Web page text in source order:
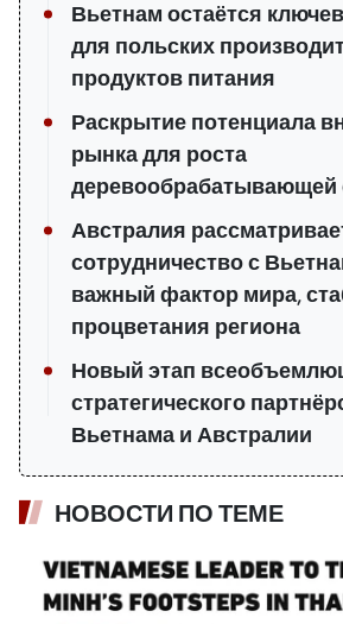
Вьетнам остаётся
для польских
продуктов питания
Раскрытие потенциала
рынка для роста
деревообрабатывающей
Австралия
сотрудничество с
важный фактор мира,
процветания региона
Новый этап
стратегического
Вьетнама и Австралии
НОВОСТИ ПО ТЕМЕ